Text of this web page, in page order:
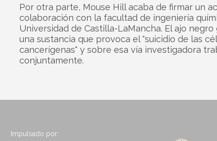
Por otra parte, Mouse Hill acaba de firmar un
colaboración con la facultad de ingeniería
Universidad de Castilla-LaMancha. El ajo negro
una sustancia que provoca el "suicidio de las
cancerígenas" y sobre esa vía investigadora
conjuntamente.
Impulsado por: